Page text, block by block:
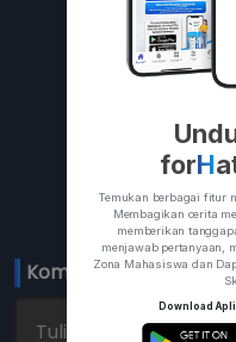
forH
Temukan berbagai fitur
Membagikan cerita
memberikan
menjawab pertanyaan,
Zona Mahasiswa dan
Download
Komentar 0